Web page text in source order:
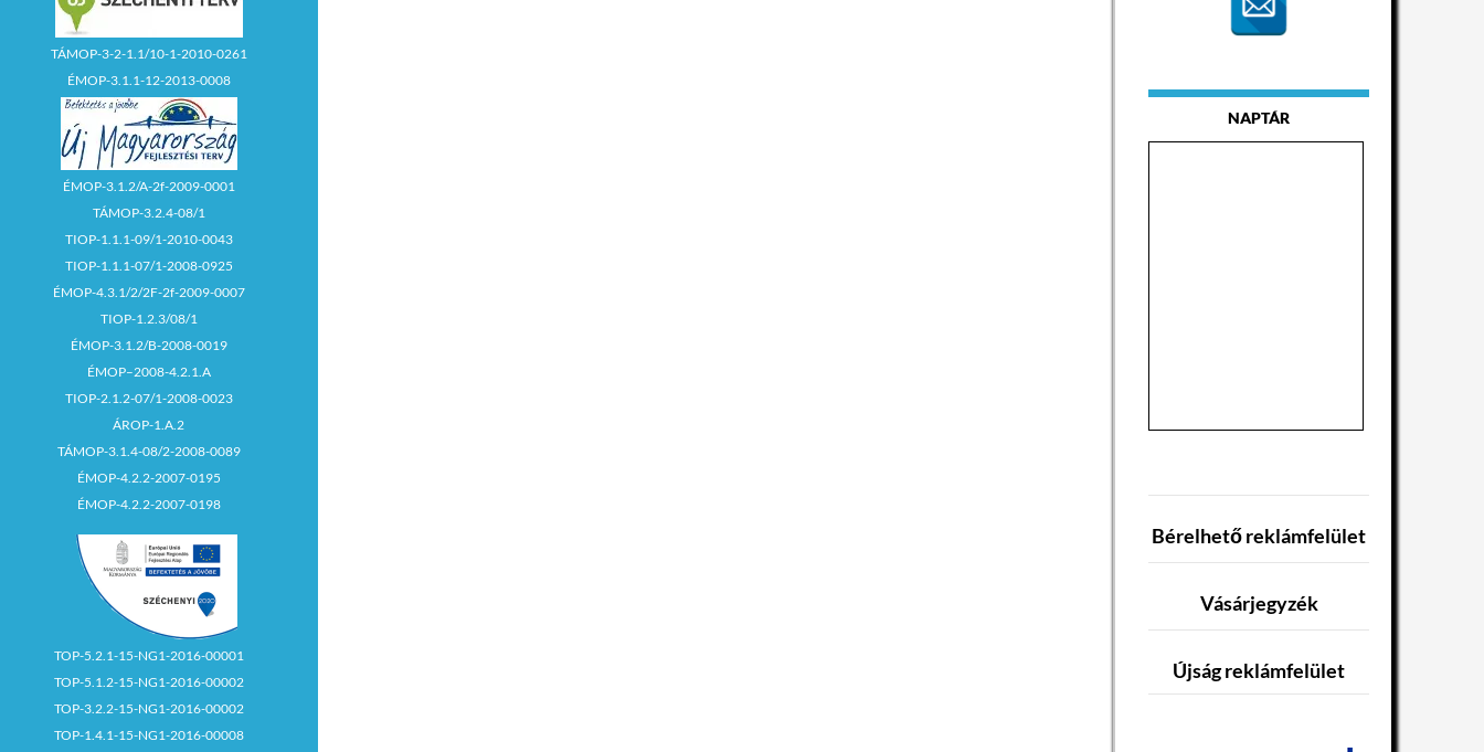
NAPTÁR
Bérelhető reklámfelület
Vásárjegyzék
Újság reklámfelület
TÁMOP-3-2-1.1/10-1-2010-0261
ÉMOP-3.1.1-12-2013-0008
ÉMOP-3.1.2/A-2f-2009-0001
TÁMOP-3.2.4-08/1
TIOP-1.1.1-09/1-2010-0043
TIOP-1.1.1-07/1-2008-0925
ÉMOP-4.3.1/2/2F-2f-2009-0007
TIOP-1.2.3/08/1
ÉMOP-3.1.2/B-2008-0019
ÉMOP–2008-4.2.1.A
TIOP-2.1.2-07/1-2008-0023
ÁROP-1.A.2
TÁMOP-3.1.4-08/2-2008-0089
ÉMOP-4.2.2-2007-0195
ÉMOP-4.2.2-2007-0198
TOP-5.2.1-15-NG1-2016-00001
TOP-5.1.2-15-NG1-2016-00002
TOP-3.2.2-15-NG1-2016-00002
TOP-1.4.1-15-NG1-2016-00008